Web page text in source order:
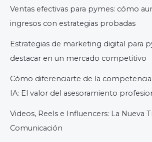
Ventas efectivas para pymes: cómo
ingresos con estrategias probadas
Estrategias de marketing digital para
destacar en un mercado competitivo
Cómo diferenciarte de la competencia
IA: El valor del asesoramiento
Videos, Reels e Influencers: La Nueva
Comunicación